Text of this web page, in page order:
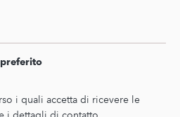
i quali accetta di ricevere le